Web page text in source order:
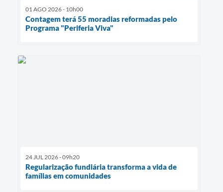
01 AGO 2026 - 10h00
Contagem terá 55 moradias reformadas pelo
Programa "Periferia Viva"
24 JUL 2026 - 09h20
Regularização fundiária transforma a vida de
famílias em comunidades